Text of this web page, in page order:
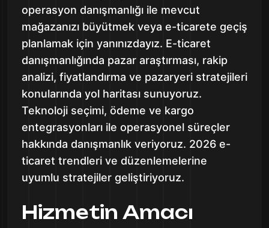
operasyon danışmanlığı ile mevcut
mağazanızı büyütmek veya e-ticarete geçiş
planlamak için yanınızdayız. E-ticaret
danışmanlığında pazar araştırması, rakip
analizi, fiyatlandırma ve pazaryeri stratejileri
konularında yol haritası sunuyoruz.
Teknoloji seçimi, ödeme ve kargo
entegrasyonları ile operasyonel süreçler
hakkında danışmanlık veriyoruz. 2026 e-
ticaret trendleri ve düzenlemelerine
uyumlu stratejiler geliştiriyoruz.
Hizmetin Amacı